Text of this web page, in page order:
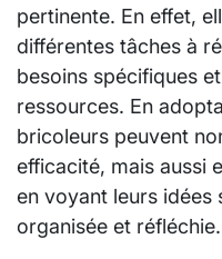
pertinente. En effet,
différentes tâches à
besoins spécifiques
ressources. En
bricoleurs peuvent
efficacité, mais aussi
en voyant leurs idées
organisée et réfléchie.